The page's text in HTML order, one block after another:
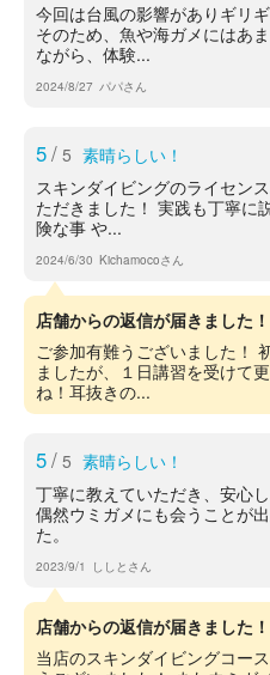
今回は台風の影響がありギリ
そのため、魚や海ガメにはあ
ながら、体験...
2024/8/27 パパさん
5/ 5 素晴らしい！
スキンダイビングのライセン
ただきました！ 実践も丁寧に
険な事 や...
2024/6/30 Kichamocoさん
店舗からの返信が届きました！
ご参加有難うございました！
ましたが、１日講習を受けて
ね！耳抜きの...
5/ 5 素晴らしい！
丁寧に教えていただき、安心
偶然ウミガメにも会うことが
た。
2023/9/1 ししとさん
店舗からの返信が届きました！
当店のスキンダイビングコー